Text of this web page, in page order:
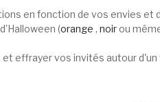
en fonction de vos envies et
(orange , noir ou
effrayer vos invités autour d'un